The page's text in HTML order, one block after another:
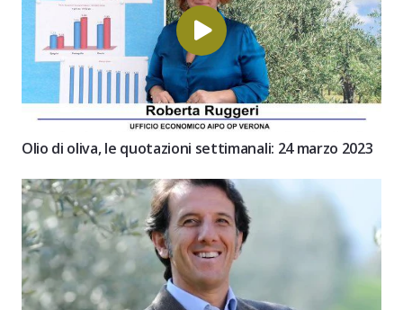
Olio di oliva, le quotazioni settimanali: 24 marzo 2023